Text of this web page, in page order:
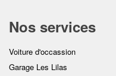
Nos services
Voiture d'occassion
Garage Les Lilas